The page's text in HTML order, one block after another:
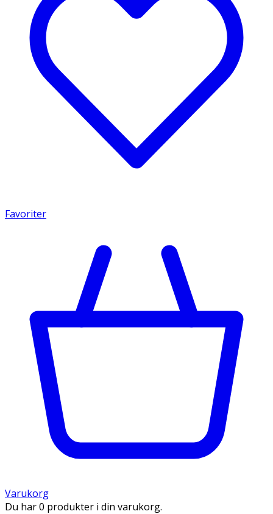
Favoriter
Varukorg
Du har 0 produkter i din varukorg.